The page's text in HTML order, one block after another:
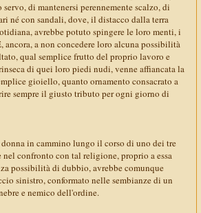
di mantenersi perennemente scalzo, di
né con sandali, dove, il distacco dalla terra
avrebbe potuto spingere le loro menti, i
a non concedere loro alcuna possibilità
qual semplice frutto del proprio lavoro e
di quei loro piedi nudi, venne affiancata la
gioiello, quanto ornamento consacrato a
sempre il giusto tributo per ogni giorno di
in cammino lungo il corso di uno dei tre
confronto con tal religione, proprio a essa
possibilità di dubbio, avrebbe comunque
sinistro, conformato nelle sembianze di un
e nemico dell'ordine.